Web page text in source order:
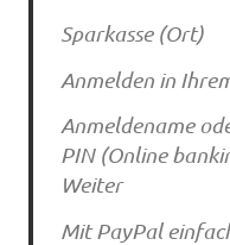
Sparkasse (Ort)
Anmelden in
Anmeldename
PIN (Online
Weiter
Mit PayPal